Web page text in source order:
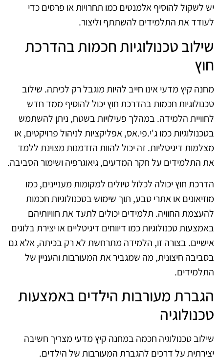
יש לשקול להוסיף אלמנטים כמו תחרויות או פרסים כדי
לעודד את התלמידים להשתתף וליצור.
שילוב טכנולוגיות חכמות בהדרכת
חוץ
מחנה קיץ מדעי אינו חייב להיות מוגבל רק לכיתה. שילוב
טכנולוגיות חכמות בהדרכת חוץ יכול להוסיף ממד חדש
לחוויית הלמידה. במהלך פעילויות בשטח, ניתן להשתמש
בטכנולוגיות כמו ג'י.פי.אס, אפליקציות לניהול פרויקטים, או
מצלמות דיגיטליות. זה יכול להוות הזדמנות מצוינת ללמד
את התלמידים על חקר המדעים, גיאוגרפיה ושימור הסביבה.
הדרכת חוץ יכולה לכלול טיולים למקומות מעניינים, כמו
מוזיאונים או אתרי טבע, תוך שימוש בטכנולוגיות חכמות
להעצמת החוויה. תלמידים יכולים לתעד את חוויותיהם
באמצעות טכנולוגיות כמו דיווחים דיגיטליים או יצירת בלוגים
אישיים. בצורה זו, הלמידה מתרחשת לא רק בכיתה, אלא גם
בסביבה חיצונית, מה שמגביר את המעורבות והעניין של
התלמידים.
הגברת מעורבות הילדים באמצעות
טכנולוגיה
שילוב טכנולוגיה חכמה במחנה קיץ מדעי מצריך חשיבה
יצירתית על דרכים להגברת המעורבות של הילדים.